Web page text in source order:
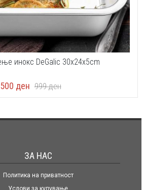
Сад за печење инокс DeGalic 30x24x5cm
500 ден 999ден
ЗА НАС
Политика на приватност